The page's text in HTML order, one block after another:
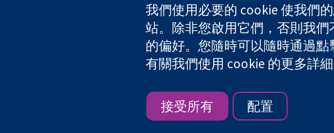
The Cochrane Collaboration is a charity (no. 1045921) and a
版權所有 © 2026 The Cochrane Collaboration
我們使用必要的 cookie 使我們
站。除非您啟用它們，否則我
的偏好。您隨時可以隨時通過點
有關我們使用 cookie 的更多詳
接受所有 配置